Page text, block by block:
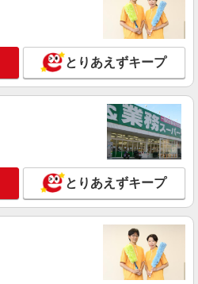
詳細を見る
住スタッフ◆穏やかな職場×週
し
円〜2062円 ＜日払い有/週払い有/交
詳細を見る
都宮支店/ms090101
時給1250円 ◆前払い・日払い・週払いOK
とりあえずキープ
とりあえずキープ